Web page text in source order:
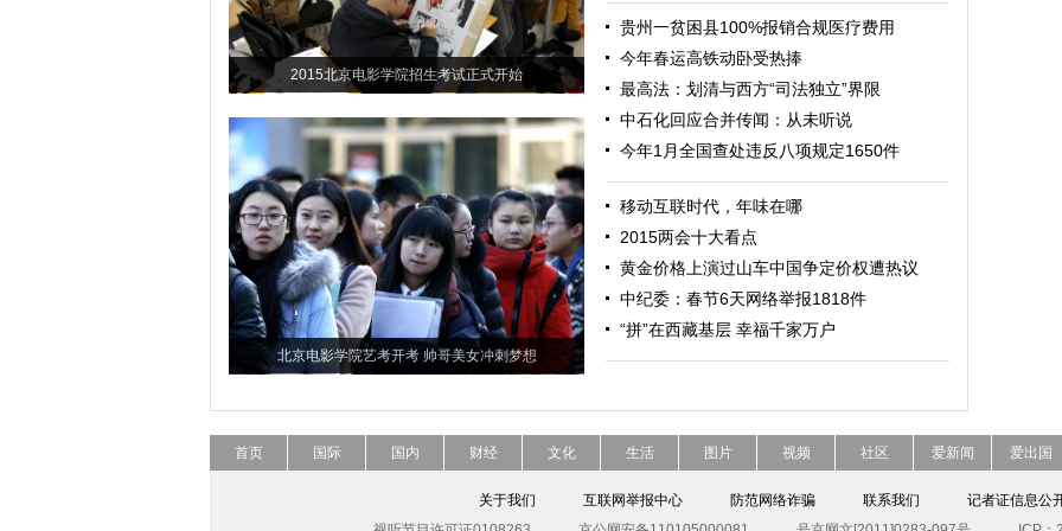
2015北京电影学院招生考试正式开始
北京电影学院艺考开考 帅哥美女冲刺梦想
贵州一贫困县100%报销合规医疗费用
今年春运高铁动卧受热捧
最高法：划清与西方“司法独立”界限
中石化回应合并传闻：从未听说
今年1月全国查处违反八项规定1650件
移动互联时代，年味在哪
2015两会十大看点
黄金价格上演过山车中国争定价权遭热议
中纪委：春节6天网络举报1818件
“拼”在西藏基层 幸福千家万户
首页 国际 国内 财经 文化 生活 图片 视频 社区 爱新闻 爱出国
关于我们 互联网举报中心 防范网络诈骗 联系我们
记者证信息公